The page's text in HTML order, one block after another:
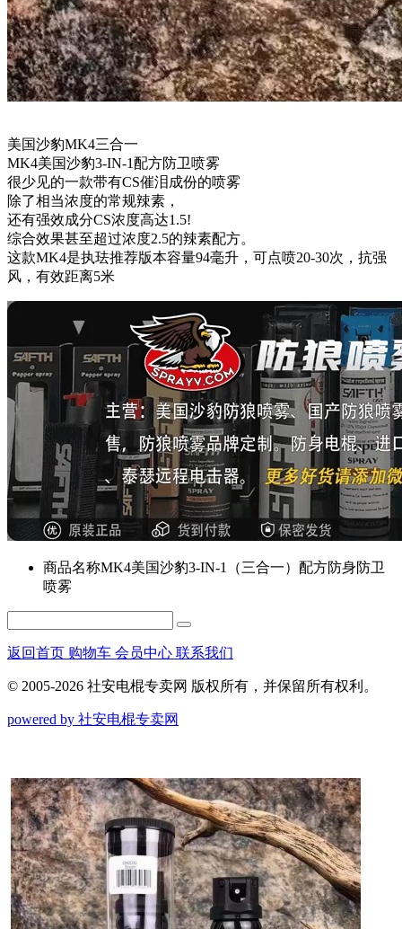
美国沙豹MK4三合一
MK4美国沙豹3-IN-1配方防卫喷雾
很少见的一款带有CS催泪成份的喷雾
除了相当浓度的常规辣素，
还有强效成分CS浓度高达1.5!
综合效果甚至超过浓度2.5的辣素配方。
这款MK4是执珐推荐版本容量94毫升，可点喷20-30次，抗强
风，有效距离5米
商品名称MK4美国沙豹3-IN-1（三合一）配方防身防卫
喷雾
返回首页 购物车 会员中心 联系我们
© 2005-2026 社安电棍专卖网 版权所有，并保留所有权利。
powered by 社安电棍专卖网